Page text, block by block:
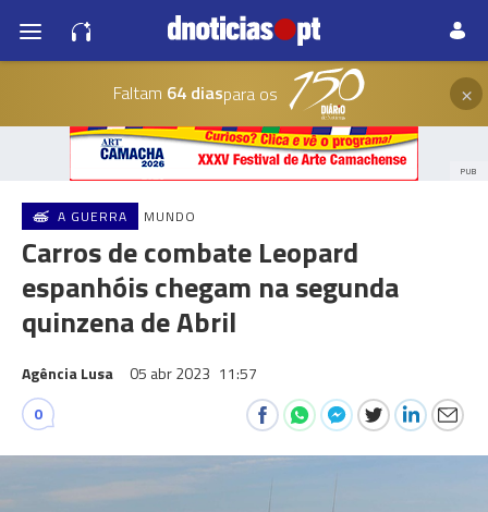
Faltam 64 diaspara os ×
PUB
A GUERRA MUNDO
Carros de combate Leopard
espanhóis chegam na segunda
quinzena de Abril
Agência Lusa 05 abr 2023 11:57
0